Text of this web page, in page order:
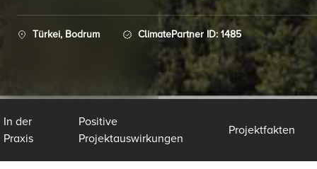
Türkei, Bodrum ClimatePartner ID: 1485
In der
Praxis
Positive
Projektauswirkungen
Projektfakten